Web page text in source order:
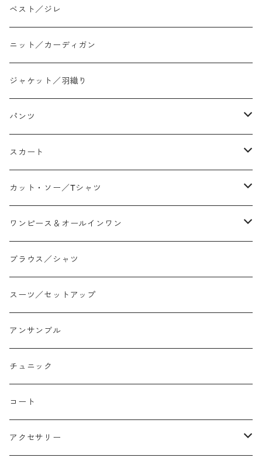
ベスト／ジレ
ニット／カーディガン
ジャケット／羽織り
パンツ
テーパード
ワイド
スリム/スキニー
ジョガー
イージーパンツ/履き込み
コクーン/バレル/カーブ
ストレート
スカート
ストレート/タイト
フレア
アシンメトリー/切り替え
プリント柄
チェック
リバーシブル
バルーン
カット・ソー／Tシャツ
Tシャツ
ロンtee
ノースリーブ
ワンピース＆オールインワン
ワンピース
ジャンスカ
サロペット オールインワン
ブラウス／シャツ
スーツ／セットアップ
アンサンブル
チュニック
コート
アクセサリー